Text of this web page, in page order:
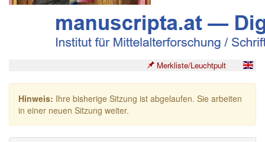
Merkliste/Leuchtpult
Hinweis: Ihre bisherige Sitzung ist abgelaufen. Sie arbeiten
in einer neuen Sitzung weiter.